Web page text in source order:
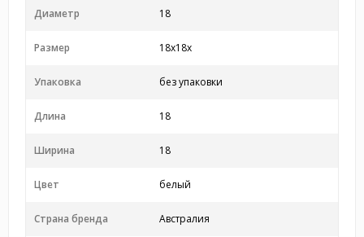
Диаметр 18
Размер 18x18x
Упаковка без упаковки
Длина 18
Ширина 18
Цвет белый
Страна бренда Австралия